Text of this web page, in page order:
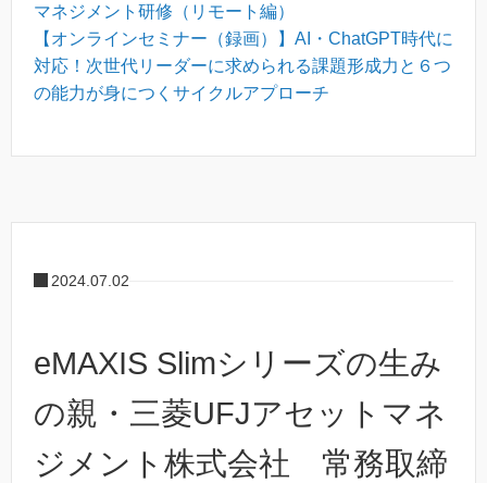
マネジメント研修（リモート編）
【オンラインセミナー（録画）】AI・ChatGPT時代に
対応！次世代リーダーに求められる課題形成力と６つ
の能力が身につくサイクルアプローチ
2024.07.02
eMAXIS Slimシリーズの生み
の親・三菱UFJアセットマネ
ジメント株式会社 常務取締